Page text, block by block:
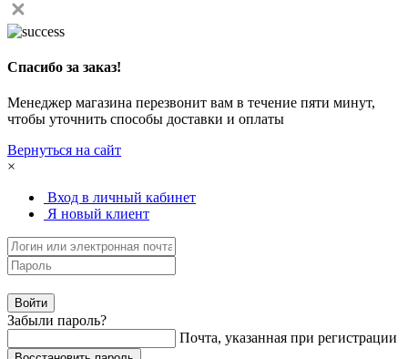
Спасибо за заказ!
Менеджер магазина перезвонит вам в течение пяти минут,
чтобы уточнить способы доставки и оплаты
Вернуться на сайт
×
Вход в личный кабинет
Я новый клиент
Забыли пароль?
Почта, указанная при регистрации